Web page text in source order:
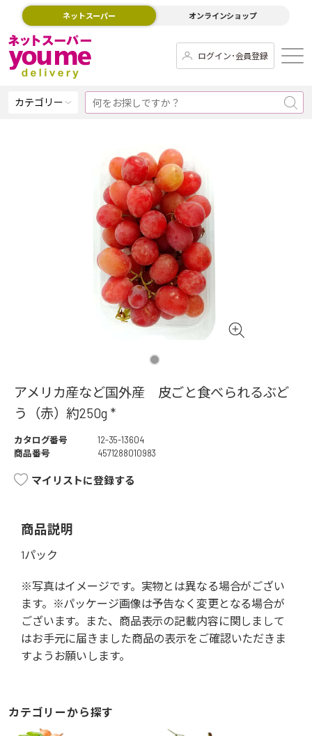
ネットスーパー オンラインショップ
ログイン･会員登録
カテゴリー
アメリカ産など国外産 皮ごと食べられるぶど
う（赤）約250g *
カタログ番号
12-35-13604
商品番号
4571288010983
マイリストに登録する
商品説明
1パック
※写真はイメージです。実物とは異なる場合がござい
ます。※パッケージ画像は予告なく変更となる場合が
ございます。また、商品表示の記載内容に関しまして
はお手元に届きました商品の表示をご確認いただきま
すようお願いします。
カテゴリーから探す